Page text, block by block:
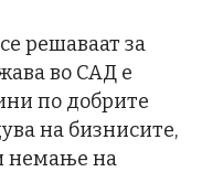
решаваат за
во САД е
по добрите
на бизнисите,
немање на